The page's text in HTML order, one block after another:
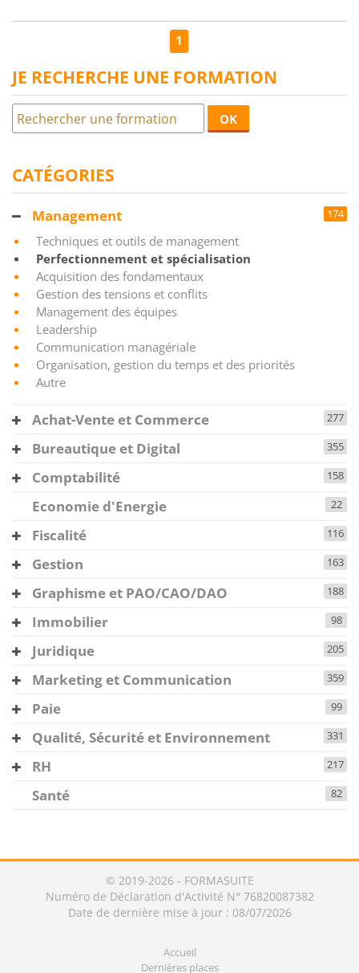
1
JE RECHERCHE UNE FORMATION
OK
CATÉGORIES
Management 174
Techniques et outils de management
Perfectionnement et spécialisation
Acquisition des fondamentaux
Gestion des tensions et conflits
Management des équipes
Leadership
Communication managériale
Organisation, gestion du temps et des priorités
Autre
Achat-Vente et Commerce 277
Bureautique et Digital 355
Comptabilité 158
Economie d'Energie 22
Fiscalité 116
Gestion 163
Graphisme et PAO/CAO/DAO 188
Immobilier 98
Juridique 205
Marketing et Communication 359
Paie 99
Qualité, Sécurité et Environnement 331
RH 217
Santé 82
© 2019-2026 - FORMASUITE
Numéro de Déclaration d'Activité N° 76820087382
Date de dernière mise à jour : 08/07/2026
Accueil
Dernières places